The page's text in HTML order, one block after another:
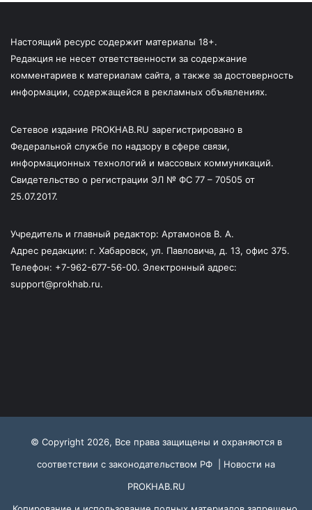
Настоящий ресурс содержит материалы 18+.
Редакция не несет ответственности за содержание
комментариев к материалам сайта, а также за достоверность
информации, содержащейся в рекламных объявлениях.
Сетевое издание PROKHAB.RU зарегистрировано в
Федеральной службе по надзору в сфере связи,
информационных технологий и массовых коммуникаций.
Свидетельство о регистрации ЭЛ № ФС 77 – 70505 от
25.07.2017.
Учредитель и главный редактор: Артамонов В. А.
Адрес редакции: г. Хабаровск, ул. Павловича, д. 13, офис 375.
Телефон: +7-962-677-56-00. Электронный адрес:
support@prokhab.ru.
© Copyright 2026, Все права защищены и охраняются в
соответствии с законодательством РФ | Новости на
PROKHAB.RU